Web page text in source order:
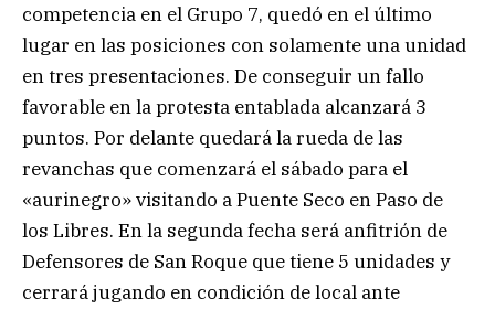
competencia en el Grupo 7, quedó en el último
lugar en las posiciones con solamente una unidad
en tres presentaciones. De conseguir un fallo
favorable en la protesta entablada alcanzará 3
puntos. Por delante quedará la rueda de las
revanchas que comenzará el sábado para el
«aurinegro» visitando a Puente Seco en Paso de
los Libres. En la segunda fecha será anfitrión de
Defensores de San Roque que tiene 5 unidades y
cerrará jugando en condición de local ante